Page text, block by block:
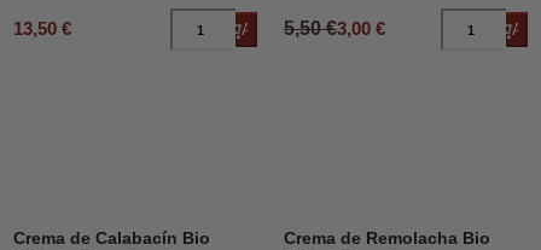
13,50 € Añadir al carrito
5,50 €3,00 €
DESCUENTO
Crema de Calabacín Bio
DESCUENTO39%
Crema de Remolacha Bio